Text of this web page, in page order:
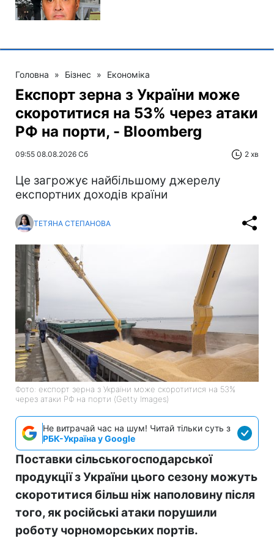
Головна » Бізнес » Економіка
Експорт зерна з України може
скоротитися на 53% через атаки
РФ на порти, - Bloomberg
09:55 08.08.2026 Сб 2 хв
Це загрожує найбільшому джерелу
експортних доходів країни
ТЕТЯНА СТЕПАНОВА
Фото: експорт зерна з України може скоротитися на 53%
через атаки РФ на порти (Getty Images)
Не витрачай час на шум! Читай тільки суть з
РБК-Україна у Google
Поставки сільськогосподарської
продукції з України цього сезону можуть
скоротитися більш ніж наполовину після
того, як російські атаки порушили
роботу чорноморських портів.